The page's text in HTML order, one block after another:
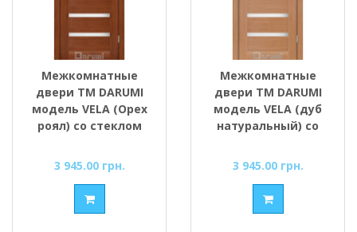
Межкомнатные
двери ТМ DARUMI
модель VELA (Орех
роял) со стеклом
3 945.00 грн.
Межкомнатные
двери ТМ DARUMI
модель VELA (дуб
натуральный) со
3 945.00 грн.